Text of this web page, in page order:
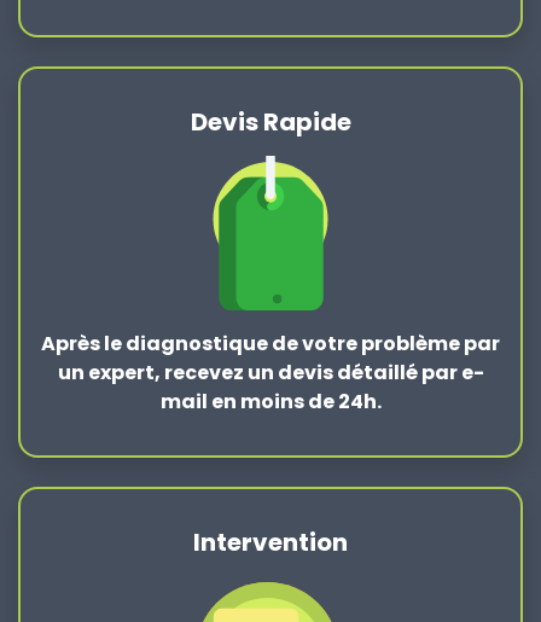
Devis Rapide
Après lediagnostique de votre problèmepar
un expert, recevez un devis détaillé par e-
mail en moins de 24h.
Intervention